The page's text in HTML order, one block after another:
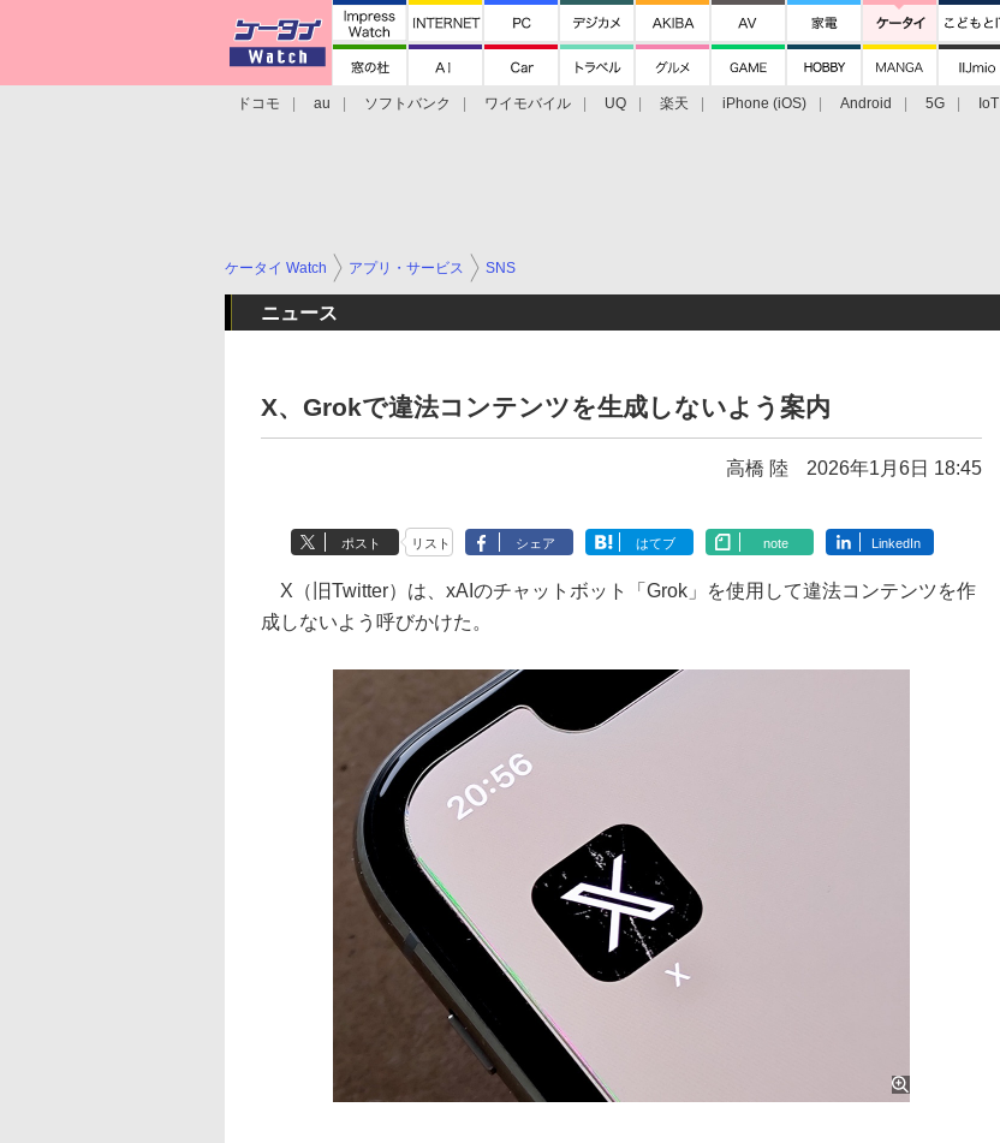
ドコモ au ソフトバンク ワイモバイル UQ 楽天 iPhone (iOS) Android 5G IoT
ケータイ Watch アプリ・サービス SNS
ニュース
X、Grokで違法コンテンツを生成しないよう案内
高橋 陸 2026年1月6日 18:45
ポスト リスト シェア はてブ note LinkedIn
X（旧Twitter）は、xAIのチャットボット「Grok」を使用して違法コンテンツを作
成しないよう呼びかけた。